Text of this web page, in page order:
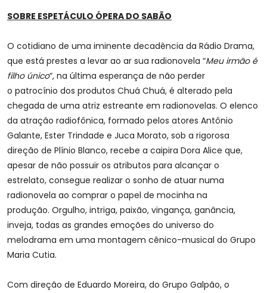
SOBRE ESPETÁCULO ÓPERA DO SABÃO
O cotidiano de uma iminente decadência da Rádio Drama,
que está prestes a levar ao ar sua radionovela “Meu irmão é
filho único“, na última esperança de não perder
o patrocínio dos produtos Chuá Chuá, é alterado pela
chegada de uma atriz estreante em radionovelas. O elenco
da atração radiofônica, formado pelos atores Antônio
Galante, Ester Trindade e Juca Morato, sob a rigorosa
direção de Plínio Blanco, recebe a caipira Dora Alice que,
apesar de não possuir os atributos para alcançar o
estrelato, consegue realizar o sonho de atuar numa
radionovela ao comprar o papel de mocinha na
produção. Orgulho, intriga, paixão, vingança, ganância,
inveja, todas as grandes emoções do universo do
melodrama em uma montagem cênico-musical do Grupo
Maria Cutia.
Com direção de Eduardo Moreira, do Grupo Galpão, o